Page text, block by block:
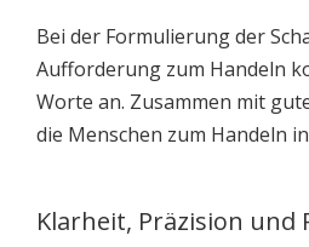
Bei der Formulierung der
Aufforderung zum Handeln
Worte an. Zusammen mit
die Menschen zum Handeln
Klarheit, Präzision und